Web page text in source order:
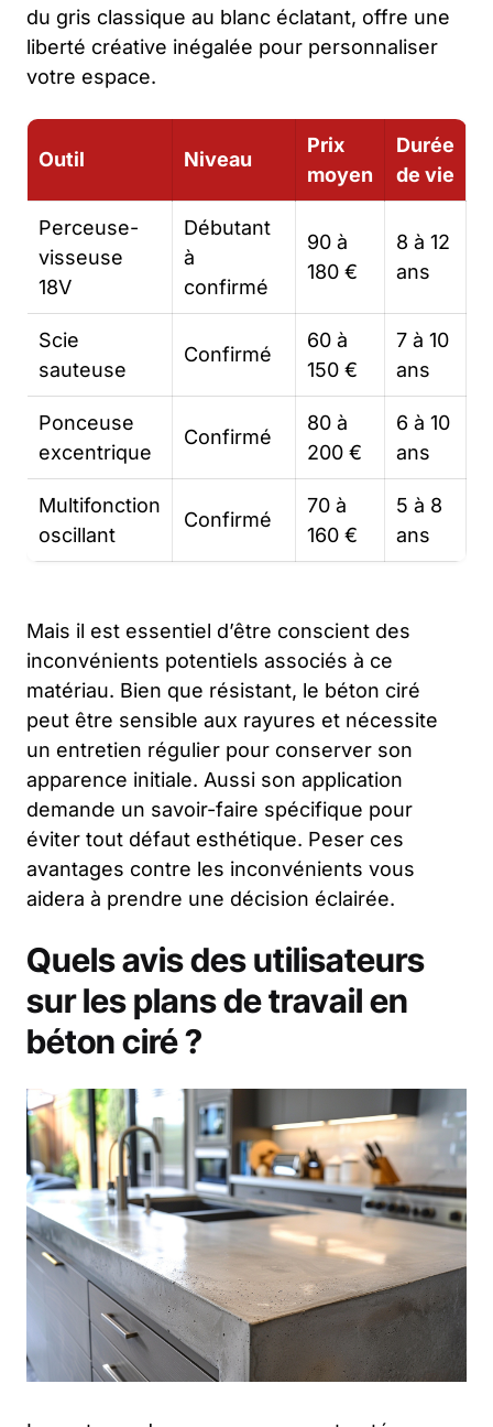
du gris classique au blanc éclatant, offre une
liberté créative inégalée pour personnaliser
votre espace.
Outil Niveau
Prix
moyen
Durée
de vie
Perceuse-
visseuse
18V
Débutant
à
confirmé
90 à
180 €
8 à 12
ans
Scie
sauteuse
Confirmé
60 à
150 €
7 à 10
ans
Ponceuse
excentrique
Confirmé
80 à
200 €
6 à 10
ans
Multifonction
oscillant
Confirmé
70 à
160 €
5 à 8
ans
Mais il est essentiel d’être conscient des
inconvénients potentiels associés à ce
matériau. Bien que résistant, le béton ciré
peut être sensible aux rayures et nécessite
un entretien régulier pour conserver son
apparence initiale. Aussi son application
demande un savoir-faire spécifique pour
éviter tout défaut esthétique. Peser ces
avantages contre les inconvénients vous
aidera à prendre une décision éclairée.
Quels avis des utilisateurs
sur les plans de travail en
béton ciré ?